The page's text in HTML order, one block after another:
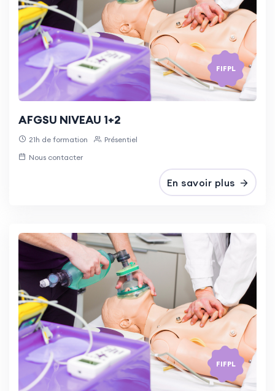
FIFPL
AFGSU NIVEAU 1+2
21h de formation
Présentiel
Nous contacter
En savoir plus
FIFPL